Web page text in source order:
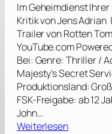
Im Geheimdienst
Kritik von Jens
Trailer von Rotten
YouTube.com
Bei: Genre: Thriller /
Majesty’s Secret
Produktionsland:
FSK-Freigabe: ab 12
John…
Weiterlesen: